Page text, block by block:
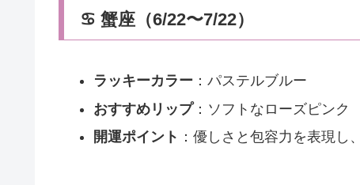
♋ 蟹座（6/22〜7/22）
ラッキーカラー：パステルブルー
おすすめリップ：ソフトなローズピンク
開運ポイント ：優しさと包容力を表現し